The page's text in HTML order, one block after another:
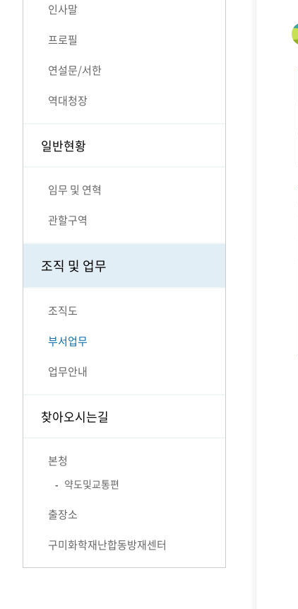
인사말
프로필
연설문/서한
역대청장
일반현황
임무 및 연혁
관할구역
조직 및 업무
조직도
부서업무
업무안내
찾아오시는길
본청
약도및교통편
출장소
구미화학재난합동방재센터